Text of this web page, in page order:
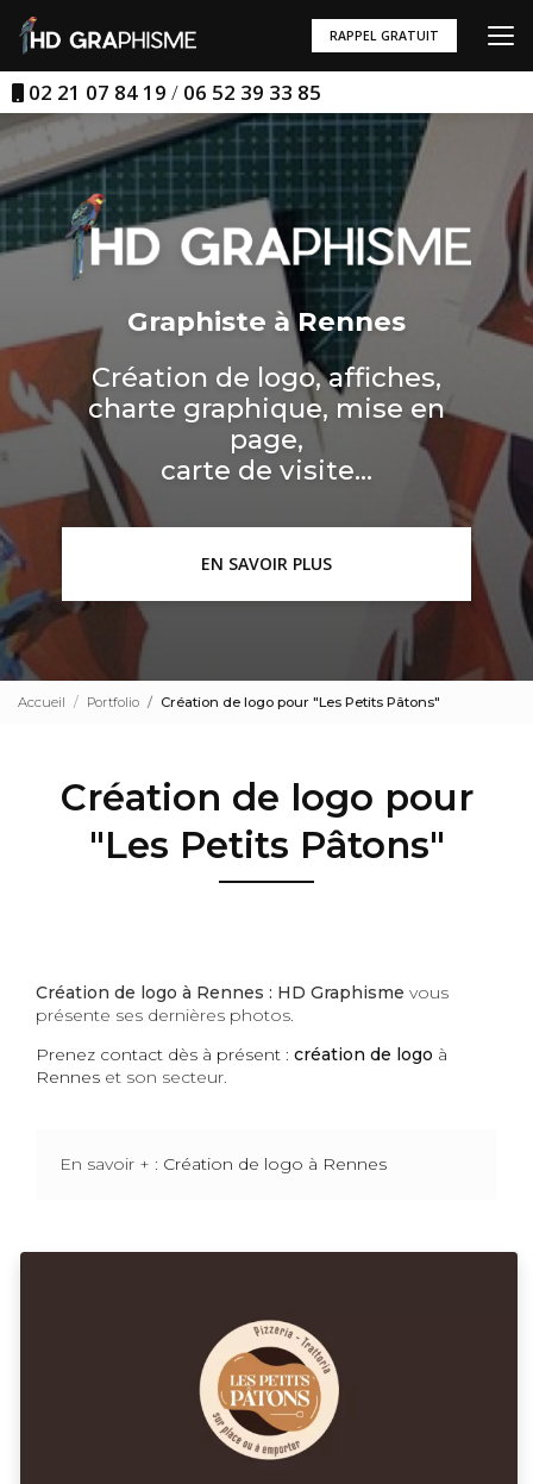
au
contenu
principal
02 21 07 84 19 / 06 52 39 33 85
RAPPEL GRATUIT
Graphiste à Rennes
Création de logo, affiches,
charte graphique, mise en
page,
carte de visite...
EN SAVOIR PLUS
Accueil Portfolio Création de logo pour "Les Petits Pâtons"
Création de logo pour
"Les Petits Pâtons"
Création de logo à Rennes : HD Graphisme vous
présente ses dernières photos.
Prenez contact dès à présent : création de logo à
Rennes et son secteur.
En savoir + : Création de logo à Rennes